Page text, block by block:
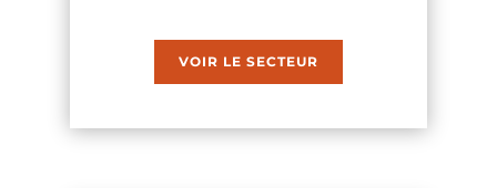
VOIR LE SECTEUR